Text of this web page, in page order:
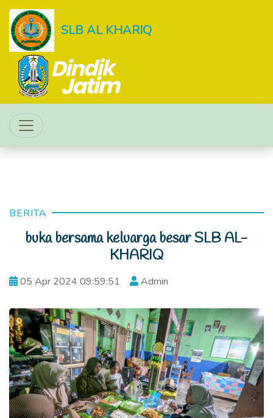
SLB AL KHARIQ
BERITA
buka bersama keluarga besar SLB AL-
KHARIQ
05 Apr 2024 09:59:51 Admin